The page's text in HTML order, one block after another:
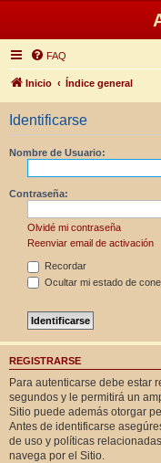
FAQ
Inicio Índice general
Identificarse
Nombre de Usuario:
Contraseña:
Olvidé mi contraseña
Reenviar email de activación
Recordar
Ocultar mi estado de
REGISTRARSE
Para autenticarse debe estar
segundos y le permitirá un
Sitio puede además otorgar
Antes de identificarse
de uso y políticas
navega por el Sitio.